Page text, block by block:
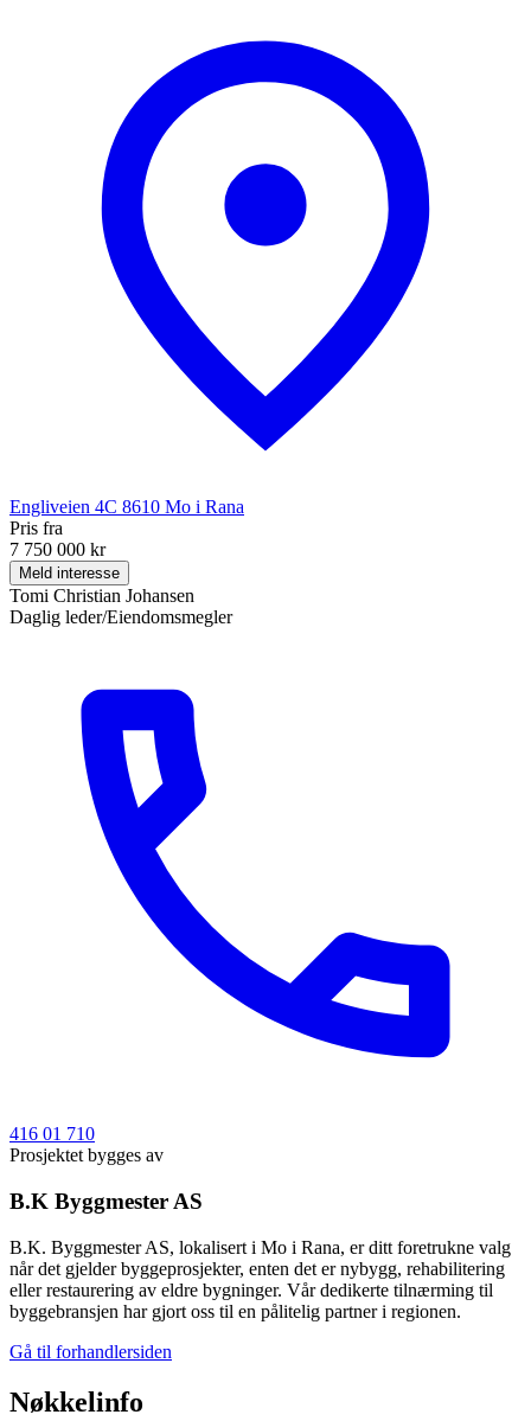
Engliveien 4C 8610 Mo i Rana
Pris fra
7 750 000 kr
Meld interesse
Tomi Christian Johansen
Daglig leder/Eiendomsmegler
416 01 710
Prosjektet bygges av
B.K Byggmester AS
B.K. Byggmester AS, lokalisert i Mo i Rana, er ditt foretrukne valg
når det gjelder byggeprosjekter, enten det er nybygg, rehabilitering
eller restaurering av eldre bygninger. Vår dedikerte tilnærming til
byggebransjen har gjort oss til en pålitelig partner i regionen.
Gå til forhandlersiden
Nøkkelinfo